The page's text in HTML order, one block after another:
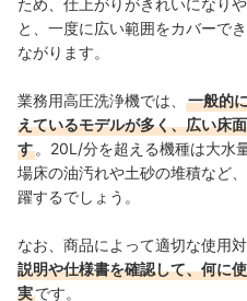
ため、仕上がりがきれいになり
と、一度に広い範囲をカバーで
ながります。
業務用高圧洗浄機では、
一般的
えているモデルが多く、広い床
す。20L/分を超える機種は大水
場床の油汚れや土砂の堆積など
躍するでしょう。
なお、商品によって適切な使用対
説明や仕様書を確認して、何に
実です。